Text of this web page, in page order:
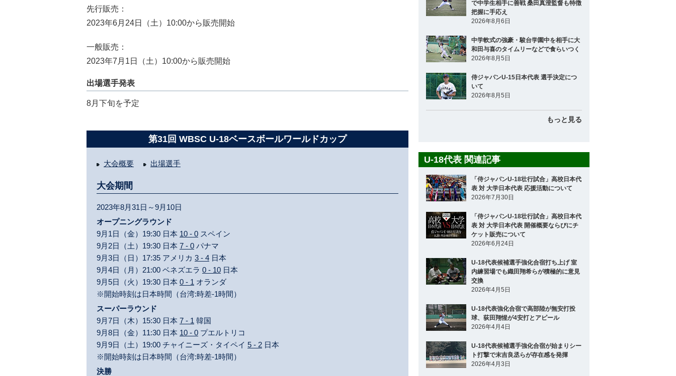
先行販売：
2023年6月24日（土）10:00から販売開始
一般販売：
2023年7月1日（土）10:00から販売開始
出場選手発表
8月下旬を予定
第31回 WBSC U-18ベースボールワールドカップ
大会概要 出場選手
大会期間
2023年8月31日～9月10日
オープニングラウンド
9月1日（金）19:30 日本 10 - 0 スペイン
9月2日（土）19:30 日本 7 - 0 パナマ
9月3日（日）17:35 アメリカ 3 - 4 日本
9月4日（月）21:00 ベネズエラ 0 - 10 日本
9月5日（火）19:30 日本 0 - 1 オランダ
※開始時刻は日本時間（台湾:時差-1時間）
スーパーラウンド
9月7日（木）15:30 日本 7 - 1 韓国
9月8日（金）11:30 日本 10 - 0 プエルトリコ
9月9日（土）19:00 チャイニーズ・タイペイ 5 - 2 日本
※開始時刻は日本時間（台湾:時差-1時間）
決勝
で中学生相手に善戦 桑田真澄監督も特徴
把握に手応え
2026年8月6日
中学軟式の強豪・駿台学園中を相手に大
和田与喜のタイムリーなどで食らいつく
2026年8月5日
侍ジャパンU-15日本代表 選手決定につ
いて
2026年8月5日
もっと見る
U-18代表 関連記事
「侍ジャパンU-18壮行試合」高校日本代
表 対 大学日本代表 応援活動について
2026年7月30日
「侍ジャパンU-18壮行試合」高校日本代
表 対 大学日本代表 開催概要ならびにチ
ケット販売について
2026年6月24日
U-18代表候補選手強化合宿打ち上げ 室
内練習場でも織田翔希らが積極的に意見
交換
2026年4月5日
U-18代表強化合宿で高部陸が無安打投
球、荻田翔惺が4安打とアピール
2026年4月4日
U-18代表候補選手強化合宿が始まりシー
ト打撃で末吉良丞らが存在感を発揮
2026年4月3日